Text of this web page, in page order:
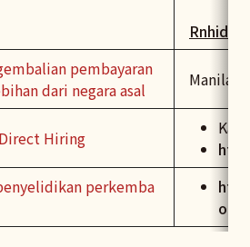
pembayaran
dari negara asal
Manila
Hiring
perkemba